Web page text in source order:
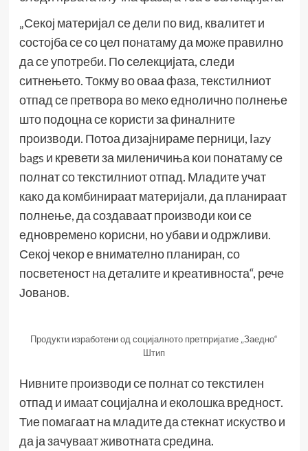
„Секој материјал се дели по вид, квалитет и
состојба се со цел понатаму да може правилно
да се употреби. По селекцијата, следи
ситнењето. Токму во оваа фаза, текстилниот
отпад се претвора во меко еднолично полнење
што подоцна се користи за финалните
производи. Потоа дизајнираме перници, lazy
bags и кревети за миленичиња кои понатаму се
полнат со текстилниот отпад. Младите учат
како да комбинираат материјали, да планираат
полнење, да создаваат производи кои се
едновремено корисни, но убави и одржливи.
Секој чекор е внимателно планиран, со
посветеност на деталите и креативноста“, рече
Јованов.
Продукти изработени од социјалното претпријатие „Заедно“
Штип
Нивните производи се полнат со текстилен
отпад и имаат социјална и еколошка вредност.
Тие помагаат на младите да стекнат искуство и
да ја зачуваат животната средина.